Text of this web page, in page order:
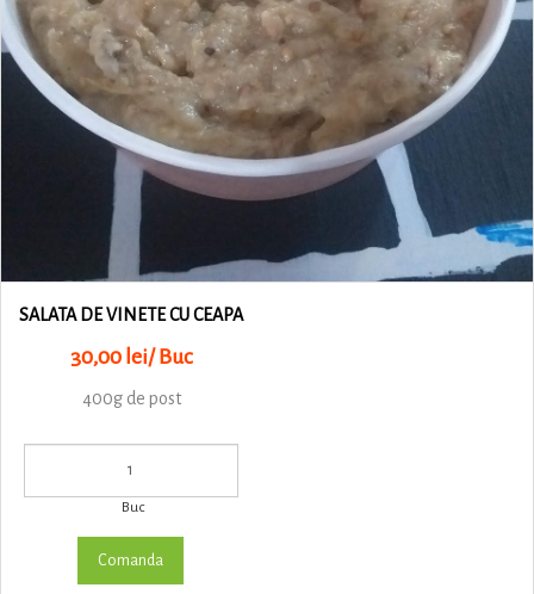
SALATA DE VINETE CU CEAPA
30,00 lei/ Buc
400g de post
Buc